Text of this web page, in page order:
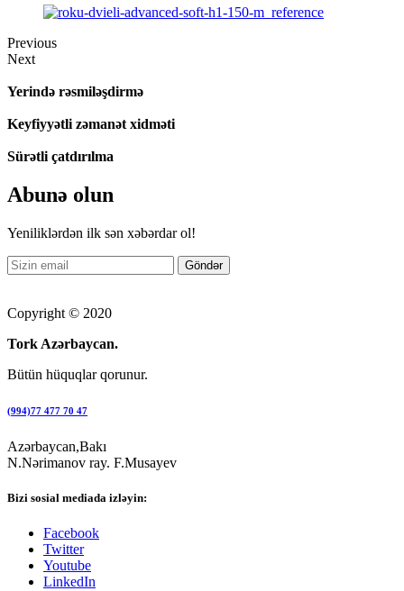
Previous
Next
Yerində rəsmiləşdirmə
Keyfiyyətli zəmanət xidməti
Sürətli çatdırılma
Abunə olun
Yeniliklərdən ilk sən xəbərdar ol!
Copyright © 2020
Tork Azərbaycan.
Bütün hüquqlar qorunur.
(994)77 477 70 47
Azərbaycan,Bakı
N.Nərimanov ray. F.Musayev
Bizi sosial mediada izləyin:
Facebook
Twitter
Youtube
LinkedIn